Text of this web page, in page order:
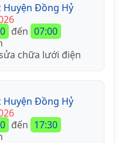
Đồng Hỷ
đến 07:00
chữa lưới điện
Đồng Hỷ
đến 17:30